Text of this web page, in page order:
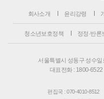
회사소개 윤리강령
청소년보호정책 정정·반론
서울특별시 성동구 성수
대표전화 : 1800-6522
편집국 : 070-4010-8512